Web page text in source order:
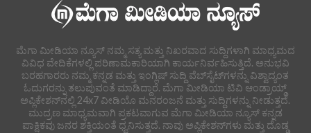
ಮೆಗಾ ಮೀಡಿಯಾ ನ್ಯೂಸ್ ನಮ್ಮ ಸತ್ಯ ಮತ್ತು ನಿಖರವಾದ ಸುದ್ದಿಗಳಾಗಿ ಮಾಧ್ಯಮದ
ವಿವಿಧ ವೇದಿಕೆಗಳಲ್ಲಿ ಪರಿಣಾಮಕಾರಿಯಾಗಿ ಕಾರ್ಯನಿರ್ವಹಿಸುತ್ತಿದೆ. ಅನುಭವಿ
ಬರಹಗಾರರು ನಮ್ಮ ಕನ್ನಡ ಮತ್ತು ಇಂಗ್ಲಿಷ್ ಸುದ್ದಿ ವೆಬ್‌ಸೈಟ್‌ಗಳನ್ನು ವಿಶ್ವಾದ್ಯಂತ
ಓದುಗರನ್ನು ತಲುಪುವಂತೆ ಮಾಡಿದ್ದಾರೆ. ಮೆಗಾ ಮೀಡಿಯಾ ಟಿವಿ ಆಂಡ್ರಾಯ್ಡ್
ಅಪ್ಲಿಕೇಶನ್‌ನಲ್ಲಿ 24x7 ವೀಡಿಯೊ ಮನರಂಜನೆ ಮತ್ತು ಸುದ್ದಿಗಳನ್ನು ನೀಡುತ್ತದೆ.
ಮುದ್ರಣ ಮಾಧ್ಯಮವಾಗಿ ಪ್ರಕಟವಾಗುವ ಮೆಗಾ ಮೀಡಿಯಾ ನ್ಯೂಸ್ ಕನ್ನಡ
ಪಾಕ್ಷಿಕವು ಜನರ ಶಕ್ತಿಯಂತೆ ಧ್ವನಿಸುತ್ತದೆ. ನಾವು ಅಪ್ಲಿಕೇಶನ್‌ಗಳು ಮತ್ತು ದೊಡ್ಡ